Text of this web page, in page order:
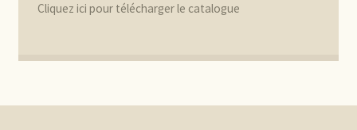
Cliquez ici pour télécharger le catalogue